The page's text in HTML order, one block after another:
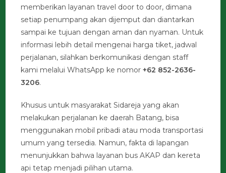
memberikan layanan travel door to door, dimana
setiap penumpang akan dijemput dan diantarkan
sampai ke tujuan dengan aman dan nyaman. Untuk
informasi lebih detail mengenai harga tiket, jadwal
perjalanan, silahkan berkomunikasi dengan staff
kami melalui WhatsApp ke nomor+62 852-2636-
3206.
Khusus untuk masyarakat Sidareja yang akan
melakukan perjalanan ke daerah Batang, bisa
menggunakan mobil pribadi atau moda transportasi
umum yang tersedia. Namun, fakta di lapangan
menunjukkan bahwa layanan bus AKAP dan kereta
api tetap menjadi pilihan utama.